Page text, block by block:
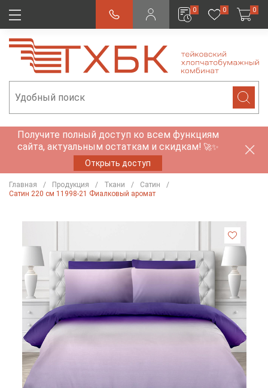
0 0 0
Получите полный доступ ко всем функциям
сайта, актуальным остаткам и скидкам! 🚀✨
Открыть доступ
Главная Продукция Ткани
Сатин
Сатин 220 см 11998-21 Фиалковый аромат